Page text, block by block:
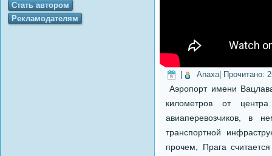
Стать автором
Рекламодателям
Anaxa| Прочитано:
Аэропорт имени
километров от
авиаперевозчиков, в
транспортной
прочем, Прага